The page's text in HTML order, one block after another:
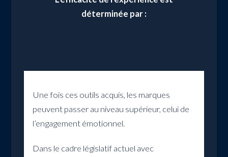
déterminée par :
Une fois ces outils acquis, les marques
peuvent passer au niveau supérieur, celui de
l’engagement émotionnel.
Dans le cadre législatif actuel avec